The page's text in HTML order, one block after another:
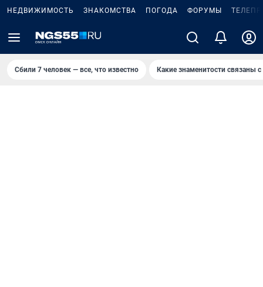
НЕДВИЖИМОСТЬ ЗНАКОМСТВА ПОГОДА ФОРУМЫ
Сбили 7 человек — все, что известно Какие знаменитости связаны